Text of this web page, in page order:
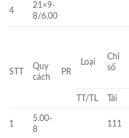
4
21×9-
8/6.00
STT
Quy
cách
PR
Loại
Chỉ
số
TT/TL Tải
1
5.00-
8
111